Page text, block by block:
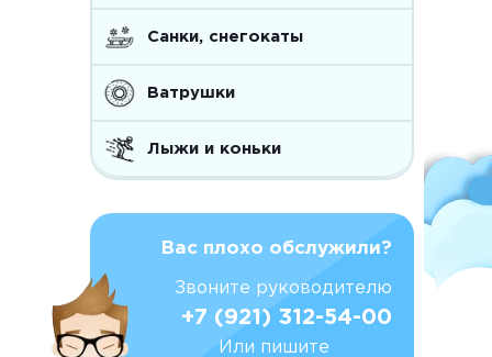
Санки, снегокаты
Ватрушки
Лыжи и коньки
Вас плохо обслужили?
Звоните руководителю
+7 (921) 312-54-00
Или пишите